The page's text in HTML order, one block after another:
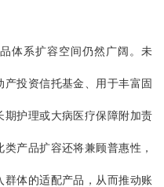
体系扩容空间仍然广阔。未
投资信托基金、用于丰富固
期护理或大病医疗保障附加责
产品扩容还将兼顾普惠性，
体的适配产品，从而推动账